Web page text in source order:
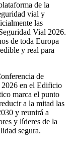
de la
vial y
las
Vial 2026.
de toda Europa
y real para
de
en el Edificio
marca el punto
a la mitad las
y reunirá a
y líderes de la
segura.